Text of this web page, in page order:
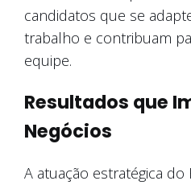
candidatos que se
trabalho e contribuam
equipe.
Resultados que
Negócios
A atuação estratégica